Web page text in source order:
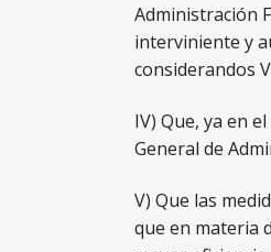
Administración
interviniente y
considerandos
IV) Que, ya en
General de
V) Que las
que en materia